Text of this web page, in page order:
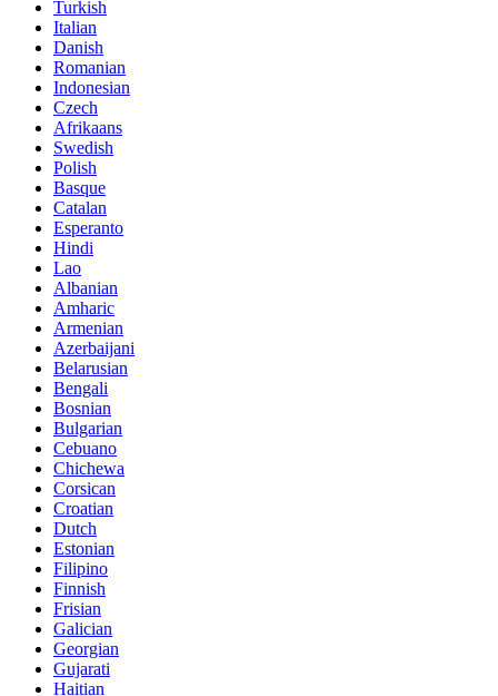
Turkish
Italian
Danish
Romanian
Indonesian
Czech
Afrikaans
Swedish
Polish
Basque
Catalan
Esperanto
Hindi
Lao
Albanian
Amharic
Armenian
Azerbaijani
Belarusian
Bengali
Bosnian
Bulgarian
Cebuano
Chichewa
Corsican
Croatian
Dutch
Estonian
Filipino
Finnish
Frisian
Galician
Georgian
Gujarati
Haitian